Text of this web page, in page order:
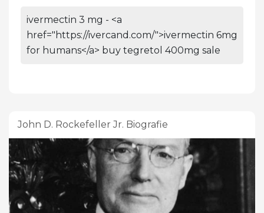
ivermectin 3 mg - <a
href="https://ivercand.com/">ivermectin 6mg
for humans</a> buy tegretol 400mg sale
John D. Rockefeller Jr. Biografie